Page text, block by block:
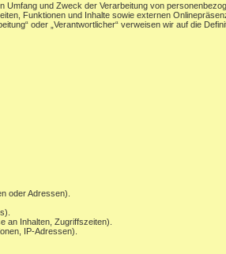
Umfang und Zweck der Verarbeitung von
Funktionen und Inhalte sowie externen
oder „Verantwortlicher“ verweisen wir auf die
oder Adressen).
an Inhalten, Zugriffszeiten).
IP-Adressen).